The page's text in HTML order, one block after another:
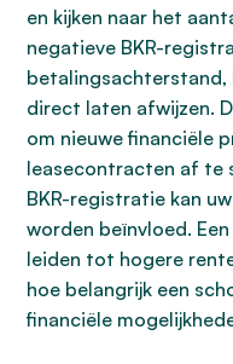
en kijken naar het
negatieve BKR-
betalingsachterstand,
direct laten afwijzen.
om nieuwe financiële
leasecontracten af te
BKR-registratie kan
worden beïnvloed.
leiden tot hogere
hoe belangrijk een
financiële